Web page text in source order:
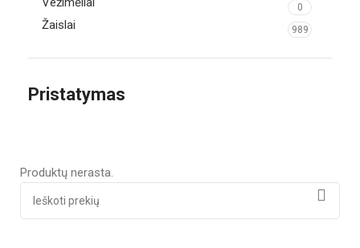
0
Žaislai 989
Pristatymas
Produktų nerasta.